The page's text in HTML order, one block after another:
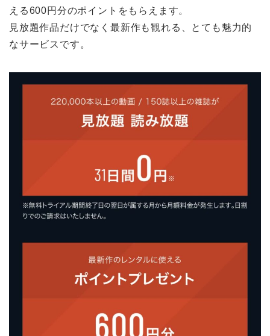
える600円分のポイントをもらえます。
見放題作品だけでなく最新作も観れる、とても魅力的
なサービスです。